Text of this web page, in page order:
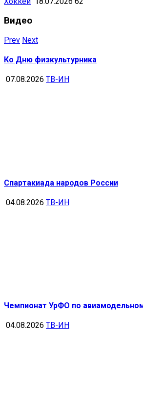
Видео
Prev Next
Ко Дню физкультурника
07.08.2026 ТВ-ИН
Спартакиада народов России
04.08.2026 ТВ-ИН
Чемпионат УрФО по
04.08.2026 ТВ-ИН